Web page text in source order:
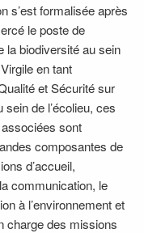
s’est formalisée après
le poste de
la biodiversité au sein
en tant
et Sécurité sur
de l’écolieu, ces
sont
composantes de
d’accueil,
communication, le
à l’environnement et
charge des missions